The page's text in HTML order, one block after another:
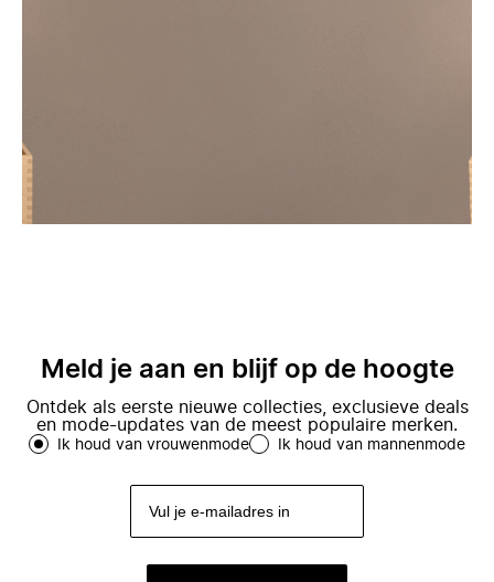
Meld je aan en blijf op de hoogte
Ontdek als eerste nieuwe collecties, exclusieve deals
en mode-updates van de meest populaire merken.
Ik houd van vrouwenmode Ik houd van mannenmode